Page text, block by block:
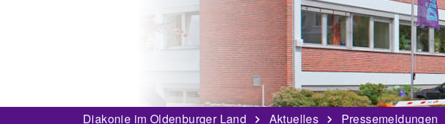
Diakonie im Oldenburger Land Aktuelles Pressemeldungen